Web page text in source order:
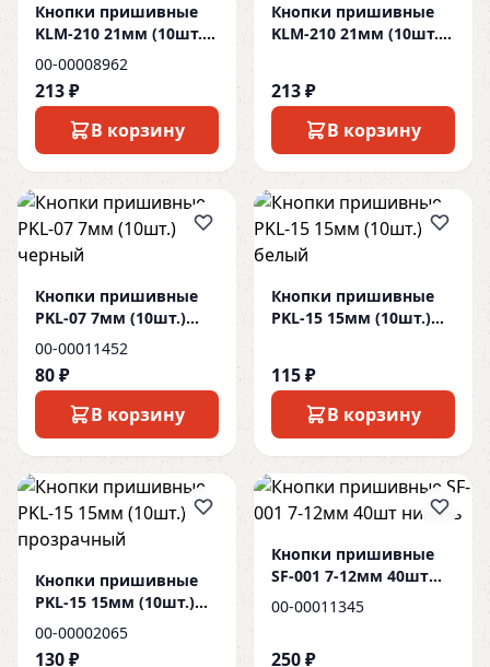
Кнопки пришивные
KLM-210 21мм (10шт.)
бронза
00-00008962
213 ₽
В корзину
Кнопки пришивные
KLM-210 21мм (10шт.)
213 ₽
В корзину
Кнопки пришивные
PKL-07 7мм (10шт.)
черный
00-00011452
80 ₽
В корзину
Кнопки пришивные
PKL-15 15мм (10шт.)
115 ₽
В корзину
Кнопки пришивные
PKL-15 15мм (10шт.)
прозрачный
00-00002065
130 ₽
Кнопки пришивные
SF-001 7-12мм 40шт
никель
00-00011345
250 ₽